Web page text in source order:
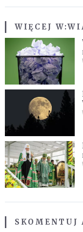
WIĘCEJ W:
SKOMENTUJ